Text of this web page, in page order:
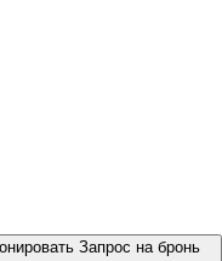
Запрос на бронь